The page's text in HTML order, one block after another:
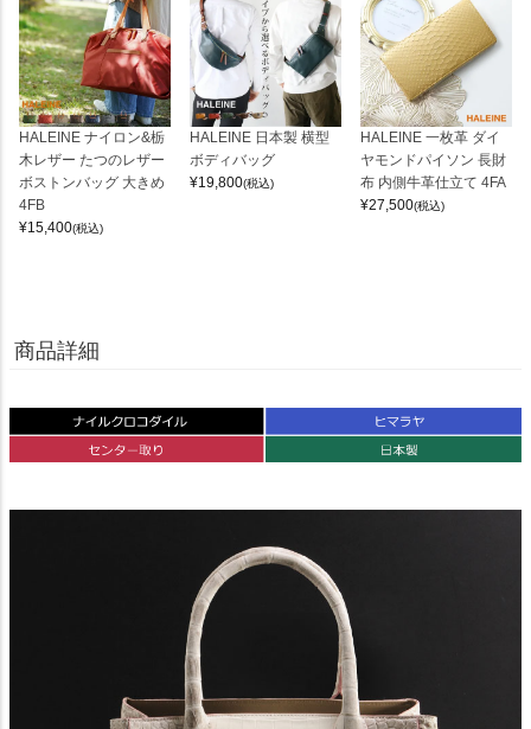
HALEINE ナイロン&栃
木レザー たつのレザー
ボストンバッグ 大きめ
4FB
¥15,400(税込)
HALEINE 日本製 横型
ボディバッグ
¥19,800(税込)
HALEINE 一枚革 ダイ
ヤモンドパイソン 長財
布 内側牛革仕立て 4FA
¥27,500(税込)
商品詳細